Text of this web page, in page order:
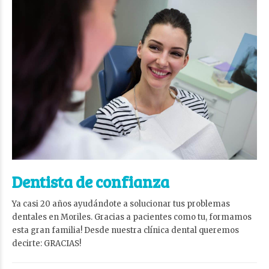
Dentista de confianza
Ya casi 20 años ayudándote a solucionar tus problemas
dentales en Moriles. Gracias a pacientes como tu, formamos
esta gran familia! Desde nuestra clínica dental queremos
decirte: GRACIAS!